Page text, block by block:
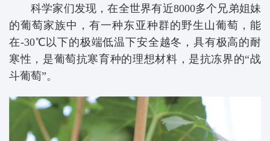
科学家们发现，在全世界有近8000多个兄弟姐妹
的葡萄家族中，有一种东亚种群的野生山葡萄，能
在-30℃以下的极端低温下安全越冬，具有极高的耐
寒性，是葡萄抗寒育种的理想材料，是抗冻界的“战
斗葡萄”。